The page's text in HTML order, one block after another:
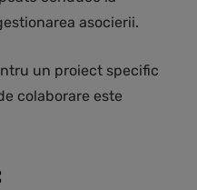
asocierii.
un proiect specific
colaborare este